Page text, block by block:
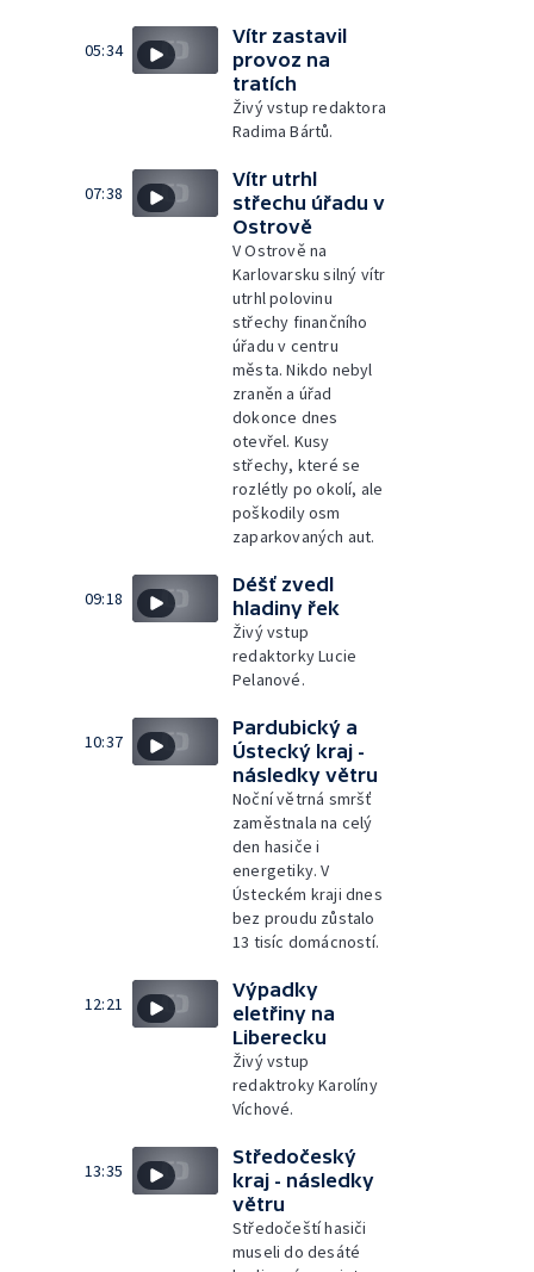
05:34
Vítr zastavil
provoz na
tratích
Živý vstup redaktora
Radima Bártů.
07:38
Vítr utrhl
střechu úřadu v
Ostrově
V Ostrově na
Karlovarsku silný vítr
utrhl polovinu
střechy finančního
úřadu v centru
města. Nikdo nebyl
zraněn a úřad
dokonce dnes
otevřel. Kusy
střechy, které se
rozlétly po okolí, ale
poškodily osm
zaparkovaných aut.
09:18
Déšť zvedl
hladiny řek
Živý vstup
redaktorky Lucie
Pelanové.
10:37
Pardubický a
Ústecký kraj -
následky větru
Noční větrná smršť
zaměstnala na celý
den hasiče i
energetiky. V
Ústeckém kraji dnes
bez proudu zůstalo
13 tisíc domácností.
12:21
Výpadky
eletřiny na
Liberecku
Živý vstup
redaktroky Karolíny
Víchové.
13:35
Středočeský
kraj - následky
větru
Středočeští hasiči
museli do desáté